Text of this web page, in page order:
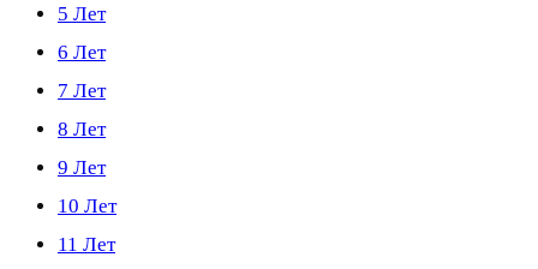
5 Лет
6 Лет
7 Лет
8 Лет
9 Лет
10 Лет
11 Лет